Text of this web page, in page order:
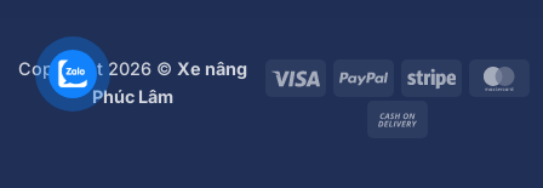
Visa PayPal Stripe
Copyright 2026 © Xe nâng
Phúc Lâm